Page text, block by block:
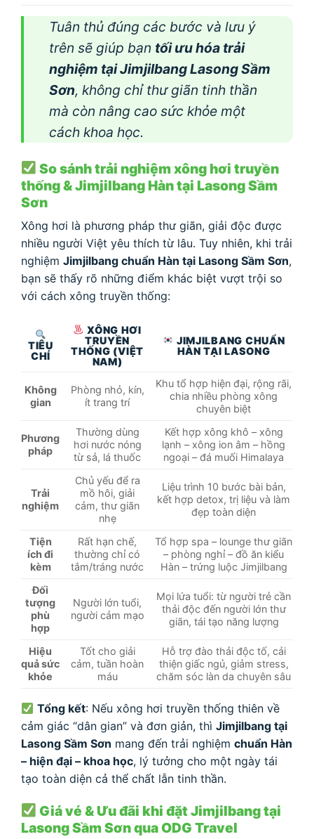
Tuân thủ đúng các bước và lưu ý
trên sẽ giúp bạn tối ưu hóa trải
nghiệm tại Jimjilbang Lasong Sầm
Sơn, không chỉ thư giãn tinh thần
mà còn nâng cao sức khỏe một
cách khoa học.
So sánh trải nghiệm xông hơi truyền
thống & Jimjilbang Hàn tại Lasong Sầm
Sơn
Xông hơi là phương pháp thư giãn, giải độc được
nhiều người Việt yêu thích từ lâu. Tuy nhiên, khi trải
nghiệm Jimjilbang chuẩn Hàn tại Lasong Sầm Sơn,
bạn sẽ thấy rõ những điểm khác biệt vượt trội so
với cách xông truyền thống:
TIÊU
CHÍ
XÔNG HƠI
TRUYỀN
THỐNG (VIỆT
NAM)
JIMJILBANG CHUẨN
HÀN TẠI LASONG
Không
gian
Phòng nhỏ, kín,
ít trang trí
Khu tổ hợp hiện đại, rộng rãi,
chia nhiều phòng xông
chuyên biệt
Phương
pháp
Thường dùng
hơi nước nóng
từ sả, lá thuốc
Kết hợp xông khô – xông
lạnh – xông ion âm – hồng
ngoại – đá muối Himalaya
Trải
nghiệm
Chủ yếu để ra
mồ hôi, giải
cảm, thư giãn
nhẹ
Liệu trình 10 bước bài bản,
kết hợp detox, trị liệu và làm
đẹp toàn diện
Tiện
ích đi
kèm
Rất hạn chế,
thường chỉ có
tắm/tráng nước
Tổ hợp spa – lounge thư giãn
– phòng nghỉ – đồ ăn kiểu
Hàn – trứng luộc Jimjilbang
Đối
tượng
phù
hợp
Người lớn tuổi,
người cảm mạo
Mọi lứa tuổi: từ người trẻ cần
thải độc đến người lớn thư
giãn, tái tạo năng lượng
Hiệu
quả sức
khỏe
Tốt cho giải
cảm, tuần hoàn
máu
Hỗ trợ đào thải độc tố, cải
thiện giấc ngủ, giảm stress,
chăm sóc làn da chuyên sâu
Tổng kết: Nếu xông hơi truyền thống thiên về
cảm giác “dân gian” và đơn giản, thì Jimjilbang tại
Lasong Sầm Sơn mang đến trải nghiệm chuẩn Hàn
– hiện đại – khoa học, lý tưởng cho một ngày tái
tạo toàn diện cả thể chất lẫn tinh thần.
Giá vé & Ưu đãi khi đặt Jimjilbang tại
Lasong Sầm Sơn qua ODG Travel